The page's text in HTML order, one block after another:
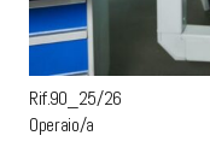
Rif.90_25/26
Operaio/a